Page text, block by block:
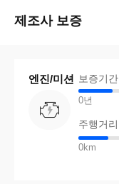
제조사 보증
엔진/미션 보증기간
0년
주행거리
0km